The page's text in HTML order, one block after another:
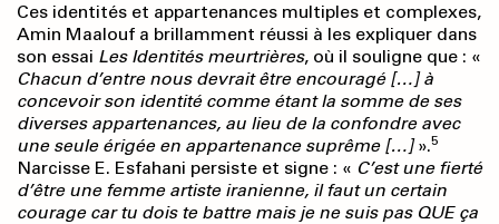
Ces identités et appartenances multiples et complexes,
Amin Maalouf a brillamment réussi à les expliquer dans
son essai Les Identités meurtrières, où il souligne que : «
Chacun d’entre nous devrait être encouragé […] à
concevoir son identité comme étant la somme de ses
diverses appartenances, au lieu de la confondre avec
une seule érigée en appartenance suprême […]».5
Narcisse E. Esfahani persiste et signe : « C’est une fierté
d’être une femme artiste iranienne, il faut un certain
courage car tu dois te battre mais je ne suis pas QUE ça